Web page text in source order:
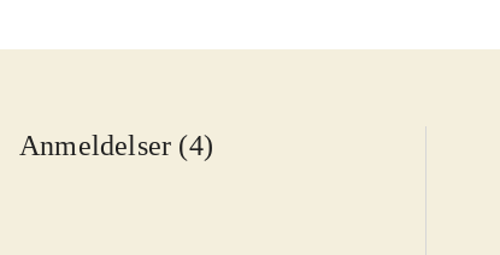
Anmeldelser (4)